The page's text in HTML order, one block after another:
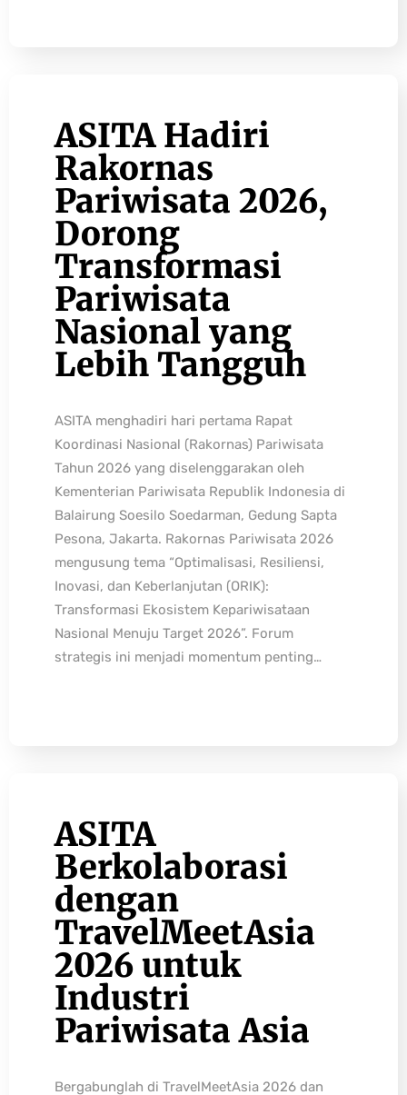
ASITA Hadiri
Rakornas
Pariwisata 2026,
Dorong
Transformasi
Pariwisata
Nasional yang
Lebih Tangguh
ASITA menghadiri hari pertama Rapat
Koordinasi Nasional (Rakornas) Pariwisata
Tahun 2026 yang diselenggarakan oleh
Kementerian Pariwisata Republik Indonesia di
Balairung Soesilo Soedarman, Gedung Sapta
Pesona, Jakarta. Rakornas Pariwisata 2026
mengusung tema “Optimalisasi, Resiliensi,
Inovasi, dan Keberlanjutan (ORIK):
Transformasi Ekosistem Kepariwisataan
Nasional Menuju Target 2026”. Forum
strategis ini menjadi momentum penting…
ASITA
Berkolaborasi
dengan
TravelMeetAsia
2026 untuk
Industri
Pariwisata Asia
Bergabunglah di TravelMeetAsia 2026 dan